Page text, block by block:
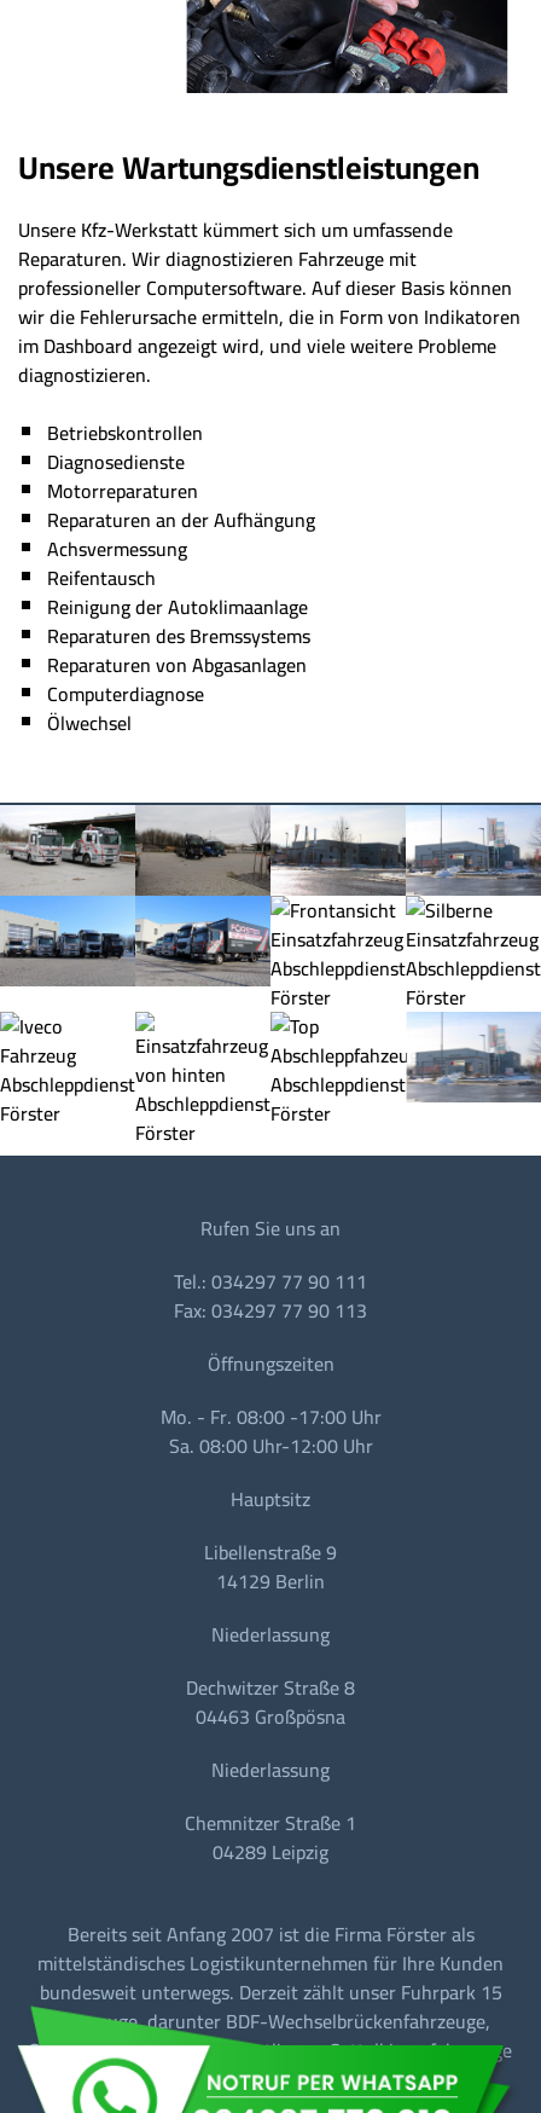
Unsere Wartungsdienstleistungen
Unsere Kfz-Werkstatt kümmert sich um umfassende
Reparaturen. Wir diagnostizieren Fahrzeuge mit
professioneller Computersoftware. Auf dieser Basis können
wir die Fehlerursache ermitteln, die in Form von Indikatoren
im Dashboard angezeigt wird, und viele weitere Probleme
diagnostizieren.
Betriebskontrollen
Diagnosedienste
Motorreparaturen
Reparaturen an der Aufhängung
Achsvermessung
Reifentausch
Reinigung der Autoklimaanlage
Reparaturen des Bremssystems
Reparaturen von Abgasanlagen
Computerdiagnose
Ölwechsel
Rufen Sie uns an
Tel.: 034297 77 90 111
Fax: 034297 77 90 113
Öffnungszeiten
Mo. - Fr. 08:00 -17:00 Uhr
Sa. 08:00 Uhr-12:00 Uhr
Hauptsitz
Libellenstraße 9
14129 Berlin
Niederlassung
Dechwitzer Straße 8
04463 Großpösna
Niederlassung
Chemnitzer Straße 1
04289 Leipzig
Bereits seit Anfang 2007 ist die Firma Förster als
mittelständisches Logistikunternehmen für Ihre Kunden
bundesweit unterwegs. Derzeit zählt unser Fuhrpark 15
Fahrzeuge, darunter BDF-Wechselbrückenfahrzeuge,
Sattelzugmaschinen mit Tautliner + Sattelkipperfahrzeuge
für den Baustellen-/Linien-/Begegnungs- und